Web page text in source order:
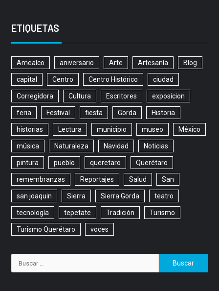
ETIQUETAS
Amealco aniversario Arte Artesanía Blog
capital Centro Centro Histórico ciudad
Corregidora Cultura Escritores exposicion
feria Festival fiesta Gorda Historia
historias Lectura municipio museo México
música Naturaleza Navidad Noticias
pintura pueblo queretaro Querétaro
remembranzas Reportajes Salud San
san joaquin Sierra Sierra Gorda teatro
tecnología tepetate Tradición Turismo
Turismo Querétaro voces